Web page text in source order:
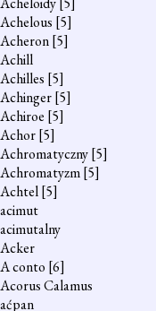
Achelous [5]
Acheron[5]
Achill
Achilles [5]
Achinger[5]
Achiroe [5]
Achor[5]
Achromatyczny[5]
Achromatyzm[5]
Achtel[5]
acimut
acimutalny
Acker
A conto [6]
Acorus Calamus
aćpan